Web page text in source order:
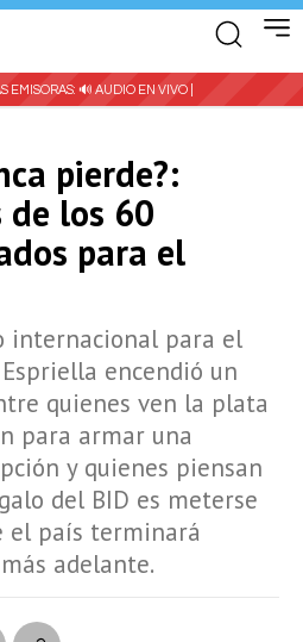
EMISORAS: 🔊 AUDIO EN VIVO |
pierde?:
de los 60
para el
internacional para el
encendió un
quienes ven la plata
para armar una
y quienes piensan
del BID es meterse
el país terminará
adelante.